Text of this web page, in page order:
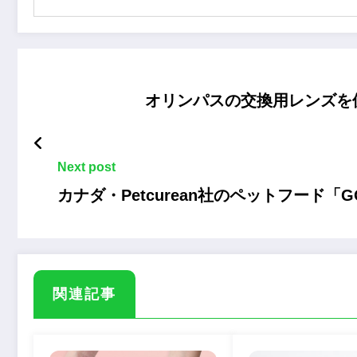
オリンパスの交換用レンズ
Next post
カナダ・Petcurean社のペットフード「
関連記事